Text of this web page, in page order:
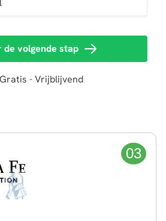
03